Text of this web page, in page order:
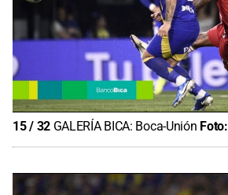
15/ 32 GALERÍA BICA: Boca-Unión Foto: